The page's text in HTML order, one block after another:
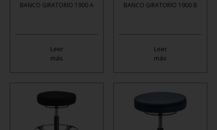
BANCO GIRATORIO 1900 A
Leer
más
BANCO GIRATORIO 1900 B
Leer
más